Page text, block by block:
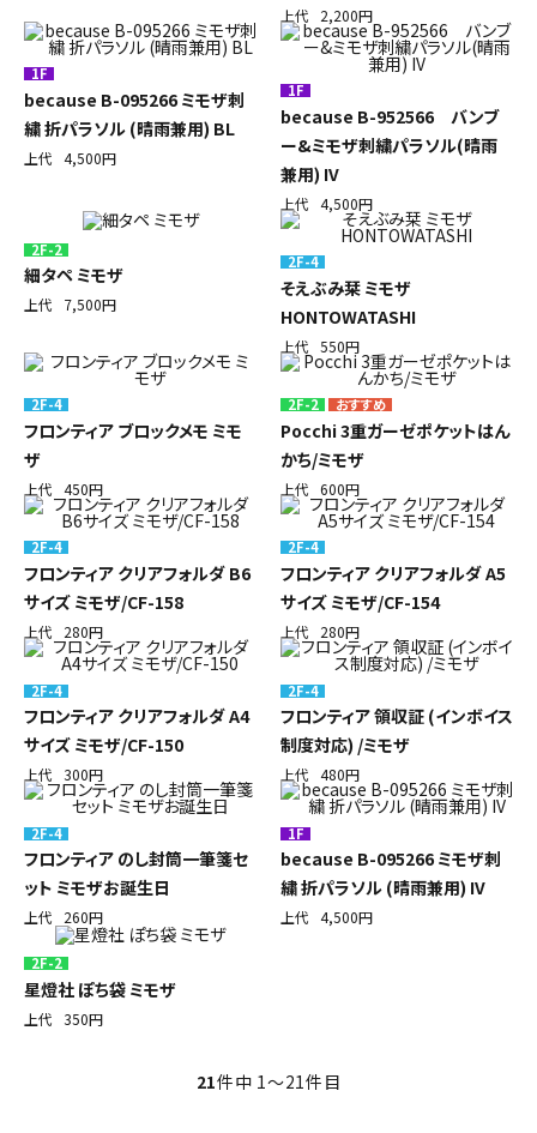
上代 2,200円
1F
because B-095266 ミモザ刺
繍 折パラソル (晴雨兼用) BL
上代 4,500円
1F
because B-952566 バンブ
ー&ミモザ刺繍パラソル(晴雨
兼用) IV
上代 4,500円
2F-2
細タペ ミモザ
上代 7,500円
2F-4
そえぶみ栞 ミモザ
HONTOWATASHI
上代 550円
2F-4
フロンティア ブロックメモ ミモ
ザ
上代 450円
2F-2
Pocchi 3重ガーゼポケットはん
かち/ミモザ
上代 600円
2F-4
フロンティア クリアフォルダ B6
サイズ ミモザ/CF-158
上代 280円
2F-4
フロンティア クリアフォルダ A5
サイズ ミモザ/CF-154
上代 280円
2F-4
フロンティア クリアフォルダ A4
サイズ ミモザ/CF-150
上代 300円
2F-4
フロンティア 領収証 (インボイス
制度対応) /ミモザ
上代 480円
2F-4
フロンティア のし封筒一筆箋セ
ット ミモザお誕生日
上代 260円
1F
because B-095266 ミモザ刺
繍 折パラソル (晴雨兼用) IV
上代 4,500円
2F-2
星燈社 ぽち袋 ミモザ
上代 350円
21件中 1〜21件目